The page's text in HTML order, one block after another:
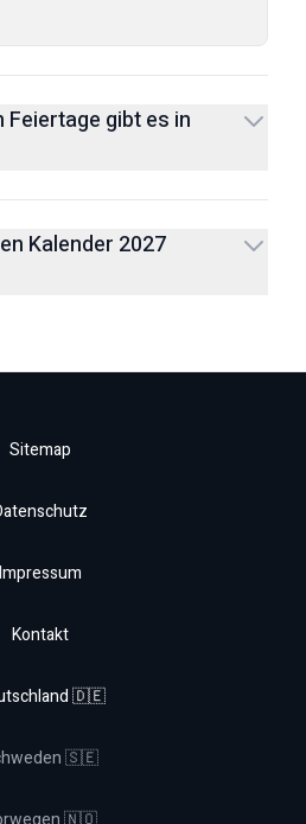
gibt es in
Kalender 2027
Sitemap
Impressum
Kontakt
🇩🇪
🇸🇪